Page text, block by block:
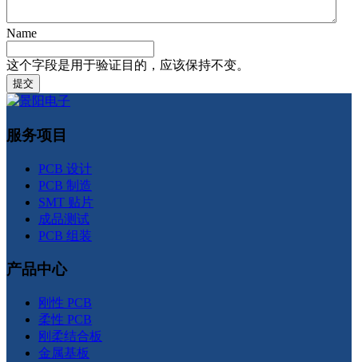
Name
这个字段是用于验证目的，应该保持不变。
服务项目
PCB 设计
PCB 制造
SMT 贴片
成品测试
PCB 组装
产品中心
刚性 PCB
柔性 PCB
刚柔结合板
金属基板